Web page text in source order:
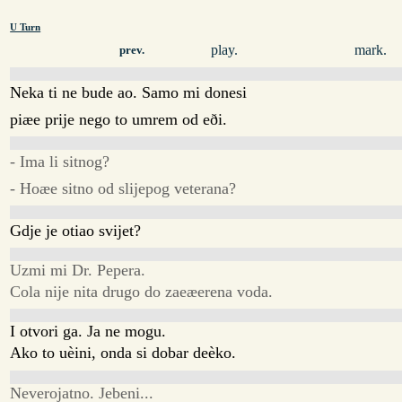
U Turn
prev. play. mark.
Neka ti ne bude ao. Samo mi donesi
piæe prije nego to umrem od eði.
- Ima li sitnog?
- Hoæe sitno od slijepog veterana?
Gdje je otiao svijet?
Uzmi mi Dr. Pepera.
Cola nije nita drugo do zaeæerena voda.
I otvori ga. Ja ne mogu.
Ako to uèini, onda si dobar deèko.
Neverojatno. Jebeni...